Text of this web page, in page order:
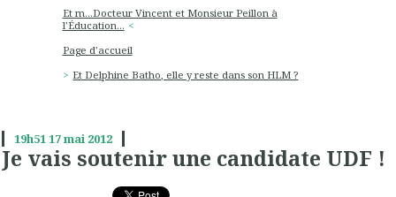
Et m...Docteur Vincent et Monsieur Peillon à
l'Éducation...
Page d'accueil
Et Delphine Batho, elle y reste dans son HLM ?
19h5117mai 2012
Je vais soutenir une candidate UDF !